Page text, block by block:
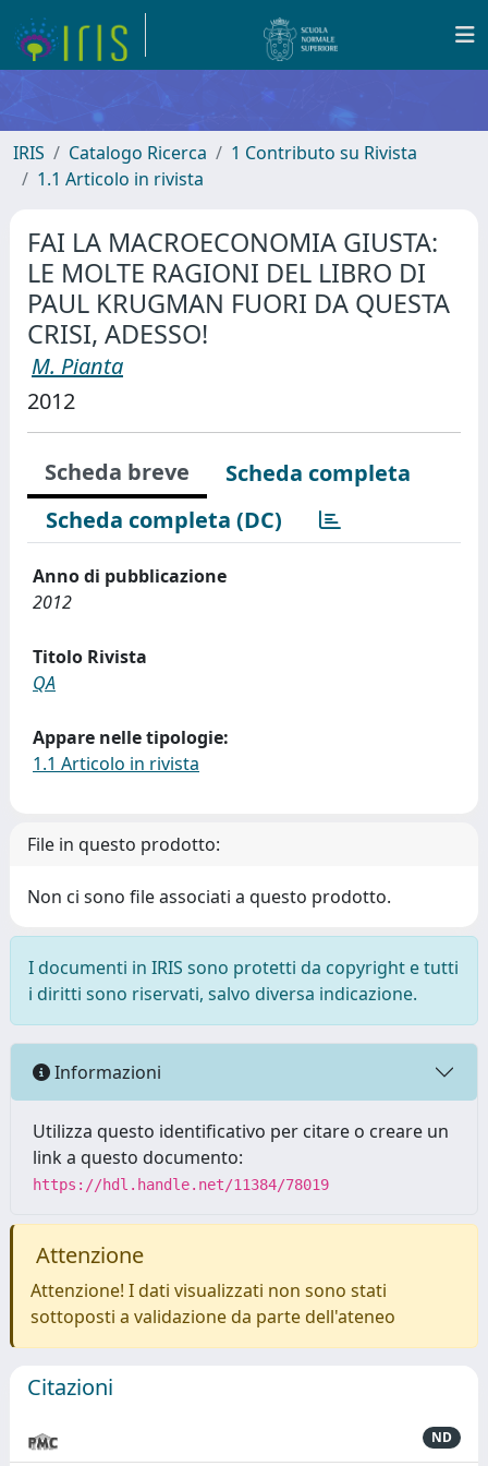
IRIS Catalogo Ricerca
1 Contributo su Rivista
1.1 Articolo in rivista
FAI LA MACROECONOMIA GIUSTA:
LE MOLTE RAGIONI DEL LIBRO DI
PAUL KRUGMAN FUORI DA QUESTA
CRISI, ADESSO!
M. Pianta
2012
Scheda breve
Scheda completa
Scheda completa (DC)
Anno di pubblicazione
2012
Titolo Rivista
QA
Appare nelle tipologie:
1.1 Articolo in rivista
File in questo prodotto:
Non ci sono file associati a questo prodotto.
I documenti in IRIS sono protetti da copyright e tutti
i diritti sono riservati, salvo diversa indicazione.
Informazioni
Utilizza questo identificativo per citare o creare un
link a questo documento:
https://hdl.handle.net/11384/78019
Attenzione
Attenzione! I dati visualizzati non sono stati
sottoposti a validazione da parte dell'ateneo
Citazioni
ND